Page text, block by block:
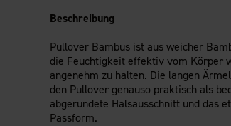
Beschreibung
Pullover Bambus ist aus weicher
die Feuchtigkeit effektiv vom Körper
angenehm zu halten. Die langen
den Pullover genauso praktisch als
abgerundete Halsausschnitt und das
Passform.